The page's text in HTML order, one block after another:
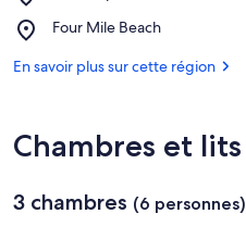
Winery
Tropics
Queensland
Four Mile Beach
Place,
Mile
En savoir plus sur cette région
Chambres et lits
3 chambres (6 personnes)